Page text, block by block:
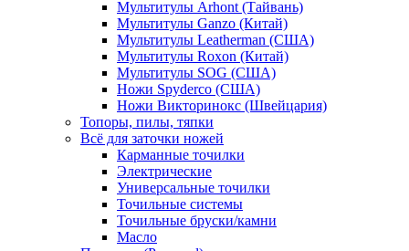
Мультитулы Arhont (Тайвань)
Мультитулы Ganzo (Китай)
Мультитулы Leatherman (США)
Мультитулы Roxon (Китай)
Мультитулы SOG (США)
Ножи Spyderco (США)
Ножи Викторинокс (Швейцария)
Топоры, пилы, тяпки
Всё для заточки ножей
Карманные точилки
Электрические
Универсальные точилки
Точильные системы
Точильные бруски/камни
Масло